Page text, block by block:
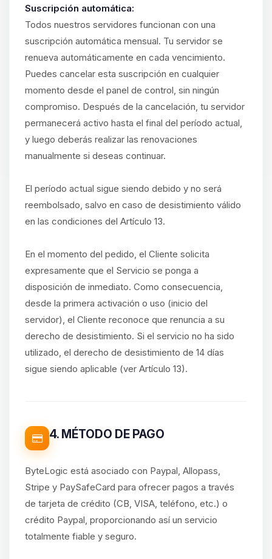
Suscripción automática:
Todos nuestros servidores funcionan con una
suscripción automática mensual. Tu servidor se
renueva automáticamente en cada vencimiento.
Puedes cancelar esta suscripción en cualquier
momento desde el panel de control, sin ningún
compromiso. Después de la cancelación, tu servidor
permanecerá activo hasta el final del período actual,
y luego deberás realizar las renovaciones
manualmente si deseas continuar.
El período actual sigue siendo debido y no será
reembolsado, salvo en caso de desistimiento válido
en las condiciones del Artículo 13.
En el momento del pedido, el Cliente solicita
expresamente que el Servicio se ponga a
disposición de inmediato. Como consecuencia,
desde la primera activación o uso (inicio del
servidor), el Cliente reconoce que renuncia a su
derecho de desistimiento. Si el servicio no ha sido
utilizado, el derecho de desistimiento de 14 días
sigue siendo aplicable (ver Artículo 13).
4. MÉTODO DE PAGO
ByteLogic está asociado con Paypal, Allopass,
Stripe y PaySafeCard para ofrecer pagos a través
de tarjeta de crédito (CB, VISA, teléfono, etc.) o
crédito Paypal, proporcionando así un servicio
totalmente fiable y seguro.